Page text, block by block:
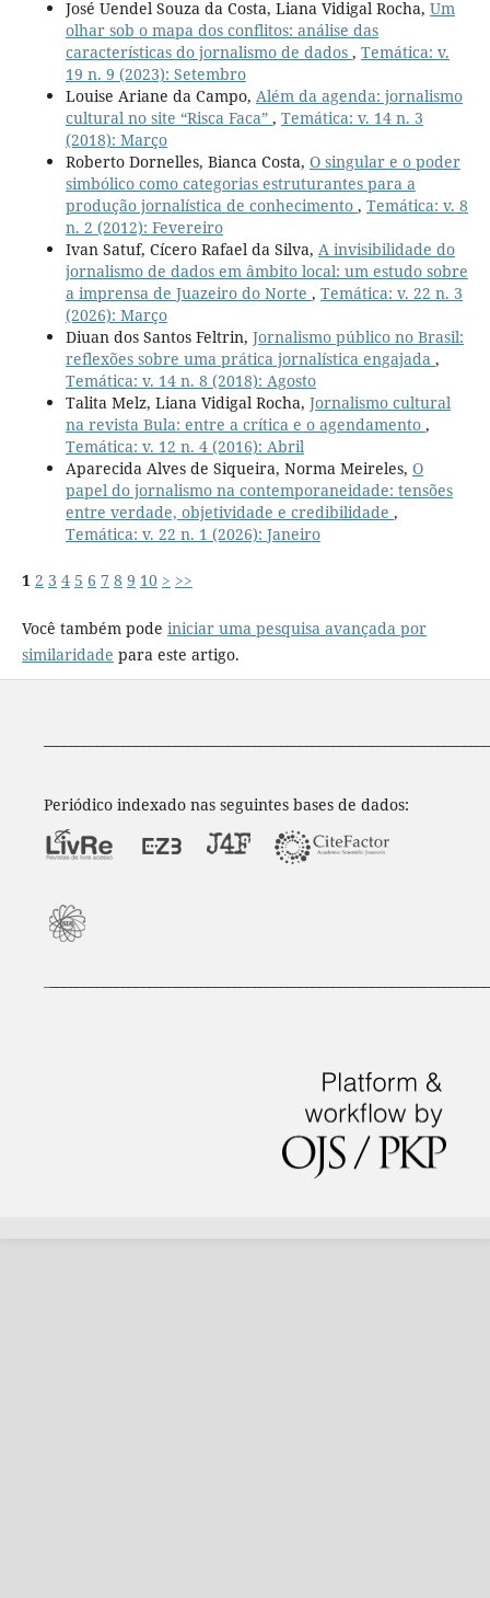
José Uendel Souza da Costa, Liana Vidigal Rocha, Um
olhar sob o mapa dos conflitos: análise das
características do jornalismo de dados , Temática: v.
19 n. 9 (2023): Setembro
Louise Ariane da Campo, Além da agenda: jornalismo
cultural no site “Risca Faca” , Temática: v. 14 n. 3
(2018): Março
Roberto Dornelles, Bianca Costa, O singular e o poder
simbólico como categorias estruturantes para a
produção jornalística de conhecimento , Temática: v. 8
n. 2 (2012): Fevereiro
Ivan Satuf, Cícero Rafael da Silva, A invisibilidade do
jornalismo de dados em âmbito local: um estudo sobre
a imprensa de Juazeiro do Norte , Temática: v. 22 n. 3
(2026): Março
Diuan dos Santos Feltrin, Jornalismo público no Brasil:
reflexões sobre uma prática jornalística engajada ,
Temática: v. 14 n. 8 (2018): Agosto
Talita Melz, Liana Vidigal Rocha, Jornalismo cultural
na revista Bula: entre a crítica e o agendamento ,
Temática: v. 12 n. 4 (2016): Abril
Aparecida Alves de Siqueira, Norma Meireles, O
papel do jornalismo na contemporaneidade: tensões
entre verdade, objetividade e credibilidade ,
Temática: v. 22 n. 1 (2026): Janeiro
1 2 3 4 5 6 7 8 9 10 > >>
Você também pode iniciar uma pesquisa avançada por
similaridade para este artigo.
Periódico indexado nas seguintes bases de dados: